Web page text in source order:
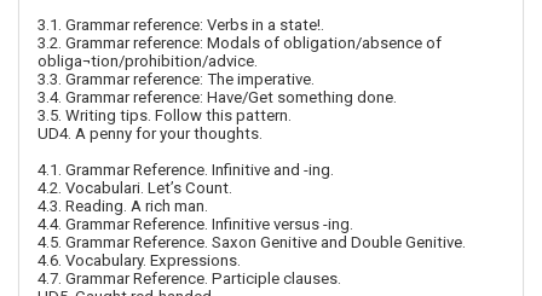
3.1. Grammar reference: Verbs in a state!.
3.2. Grammar reference: Modals of obligation/absence of
obliga¬tion/prohibition/advice.
3.3. Grammar reference: The imperative.
3.4. Grammar reference: Have/Get something done.
3.5. Writing tips. Follow this pattern.
UD4. A penny for your thoughts.
4.1. Grammar Reference. Infinitive and -ing.
4.2. Vocabulari. Let’s Count.
4.3. Reading. A rich man.
4.4. Grammar Reference. Infinitive versus -ing.
4.5. Grammar Reference. Saxon Genitive and Double Genitive.
4.6. Vocabulary. Expressions.
4.7. Grammar Reference. Participle clauses.